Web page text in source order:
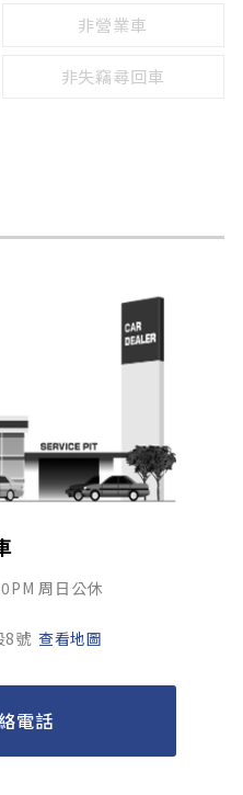
非營業車
非失竊尋回車
周日公休
8號 查看地圖
電話